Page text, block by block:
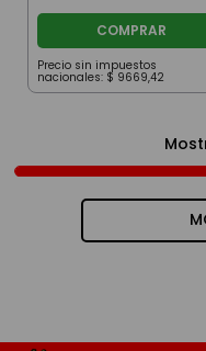
COMPRAR
Precio sin impuestos
nacionales: $ 9669,42